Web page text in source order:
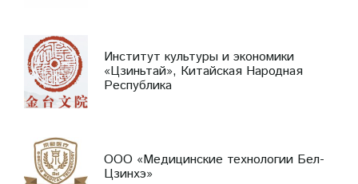
Институт культуры и экономики
«Цзиньтай», Китайская Народная
Республика
ООО «Медицинские технологии Бел-
Цзинхэ»